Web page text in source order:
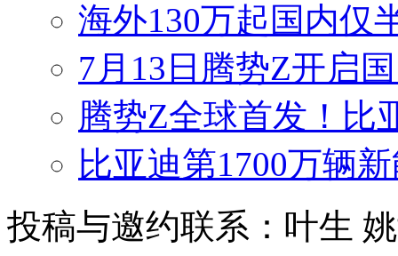
海外130万起国内仅
7月13日腾势Z开启
腾势Z全球首发！比
比亚迪第1700万辆
投稿与邀约联系：叶生